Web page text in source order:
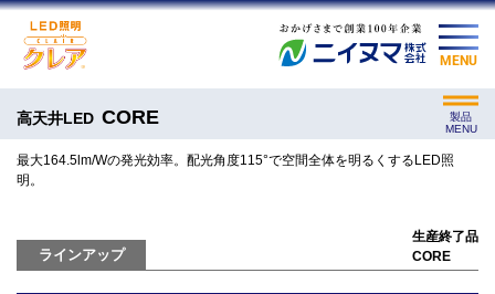
MENU
高天井LED CORE
製品
MENU
最大164.5lm/Wの発光効率。配光角度115°で空間全体を明るくするLED照
明。
ラインアップ
生産終了品
CORE